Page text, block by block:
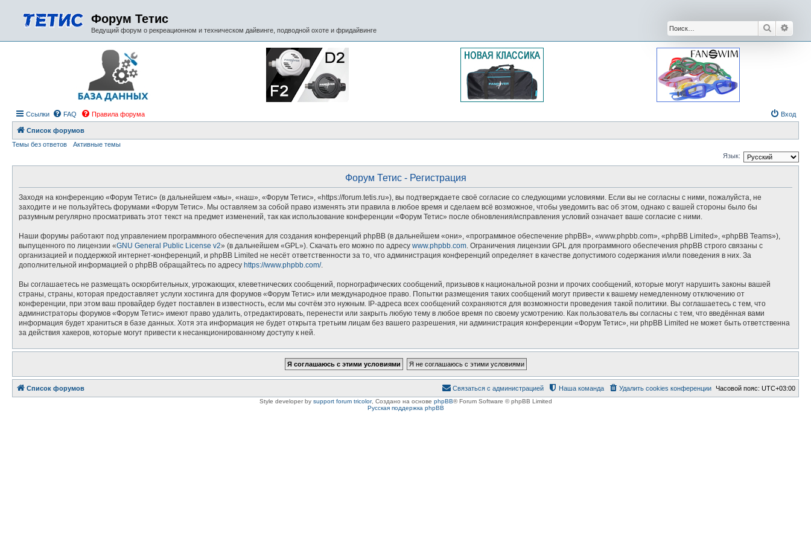
Форум Тетис
Ведущий форум о рекреационном и техническом дайвинге, подводной охоте и фридайвинге Поиск
Ссылки FAQ Правила форума Вход
Список форумов
Темы без ответов
Активные темы
Язык:
Форум Тетис - Регистрация
Заходя на конференцию «Форум Тетис» (в дальнейшем «мы», «наш», «Форум Тетис», «https://forum.tetis.ru»), вы подтверждаете своё согласие со следующими условиями. Если вы не согласны с ними, пожалуйста, не
заходите и не пользуйтесь форумами «Форум Тетис». Мы оставляем за собой право изменять эти правила в любое время и сделаем всё возможное, чтобы уведомить вас об этом, однако с вашей стороны было бы
разумным регулярно просматривать этот текст на предмет изменений, так как использование конференции «Форум Тетис» после обновления/исправления условий означает ваше согласие с ними.
Наши форумы работают под управлением программного обеспечения для создания конференций phpBB (в дальнейшем «они», «программное обеспечение phpBB», «www.phpbb.com», «phpBB Limited», «phpBB Teams»),
выпущенного по лицензии «GNU General Public License v2» (в дальнейшем «GPL»). Скачать его можно по адресу www.phpbb.com. Ограничения лицензии GPL для программного обеспечения phpBB строго связаны с
организацией и поддержкой интернет-конференций, и phpBB Limited не несёт ответственности за то, что администрация конференций определяет в качестве допустимого содержания и/или поведения в них. За
дополнительной информацией о phpBB обращайтесь по адресу https://www.phpbb.com/.
Вы соглашаетесь не размещать оскорбительных, угрожающих, клеветнических сообщений, порнографических сообщений, призывов к национальной розни и прочих сообщений, которые могут нарушить законы вашей
страны, страны, которая предоставляет услуги хостинга для форумов «Форум Тетис» или международное право. Попытки размещения таких сообщений могут привести к вашему немедленному отключению от
конференции, при этом ваш провайдер будет поставлен в известность, если мы сочтём это нужным. IP-адреса всех сообщений сохраняются для возможности проведения такой политики. Вы соглашаетесь с тем, что
администраторы форумов «Форум Тетис» имеют право удалить, отредактировать, перенести или закрыть любую тему в любое время по своему усмотрению. Как пользователь вы согласны с тем, что введённая вами
информация будет храниться в базе данных. Хотя эта информация не будет открыта третьим лицам без вашего разрешения, ни администрация конференции «Форум Тетис», ни phpBB Limited не может быть ответственна
за действия хакеров, которые могут привести к несанкционированному доступу к ней.
Список форумов Часовой пояс: UTC+03:00
Удалить cookies конференции
Наша команда
Связаться с администрацией
Style developer by support forum tricolor, Создано на основе phpBB® Forum Software © phpBB Limited
Русская поддержка phpBB